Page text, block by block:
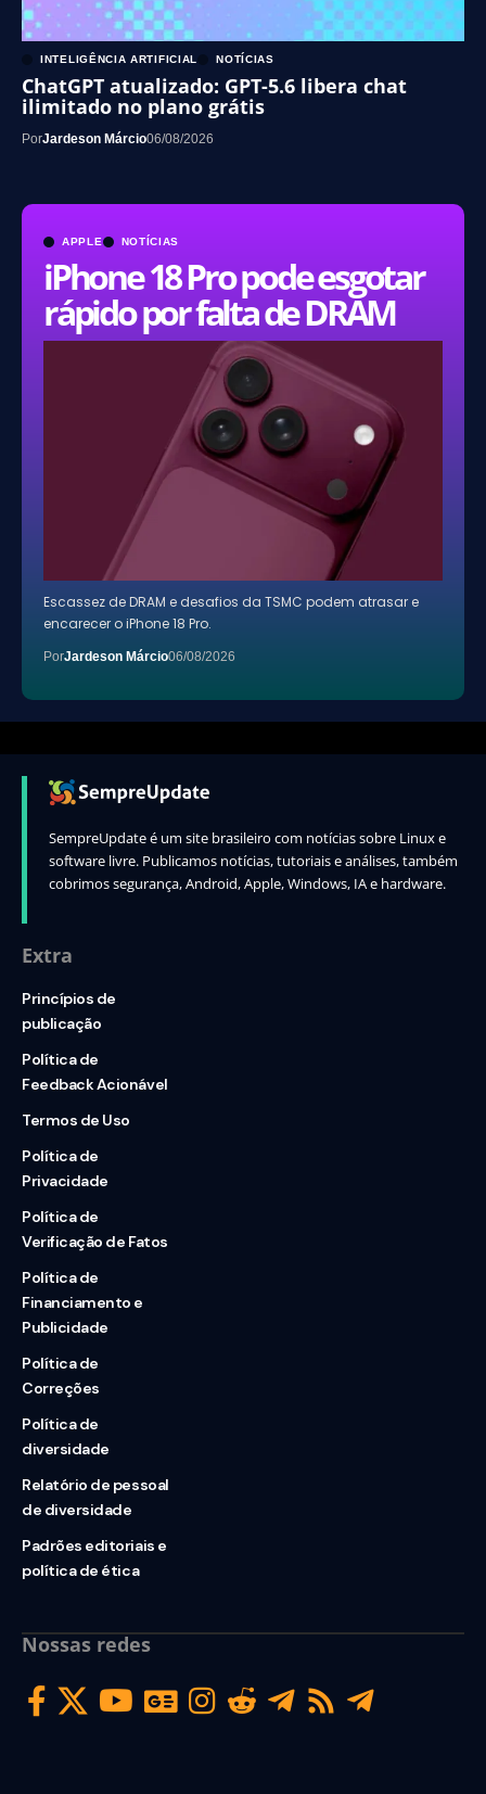
APPLE NOTÍCIAS
iPhone 18 Pro pode esgotar
rápido por falta de DRAM
Escassez de DRAM e desafios da TSMC podem atrasar e
encarecer o iPhone 18 Pro.
PorJardeson Márcio06/08/2026
INTELIGÊNCIA ARTIFICIAL NOTÍCIAS
ChatGPT atualizado: GPT-5.6 libera chat
ilimitado no plano grátis
PorJardeson Márcio06/08/2026
SempreUpdate é um site brasileiro com notícias sobre Linux e
software livre. Publicamos notícias, tutoriais e análises, também
cobrimos segurança, Android, Apple, Windows, IA e hardware.
Extra
Princípios de
publicação
Política de
Feedback Acionável
Termos de Uso
Política de
Privacidade
Política de
Verificação de Fatos
Política de
Financiamento e
Publicidade
Política de
Correções
Política de
diversidade
Relatório de pessoal
de diversidade
Padrões editoriais e
política de ética
Nossas redes